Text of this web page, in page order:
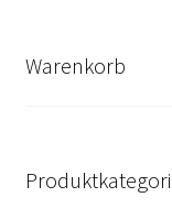
Warenkorb